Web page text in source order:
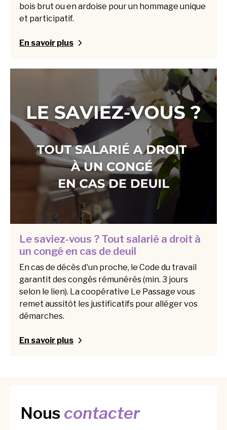
bois brut ou en ardoise pour un hommage unique
et participatif.
En savoir plus
Le saviez-vous ? Tout salarié a droit à
un congé en cas de deuil
En cas de décès d'un proche, le Code du travail
garantit des congés rémunérés (min. 3 jours
selon le lien). La coopérative Le Passage vous
remet aussitôt les justificatifs pour alléger vos
démarches.
En savoir plus
Nous contacter